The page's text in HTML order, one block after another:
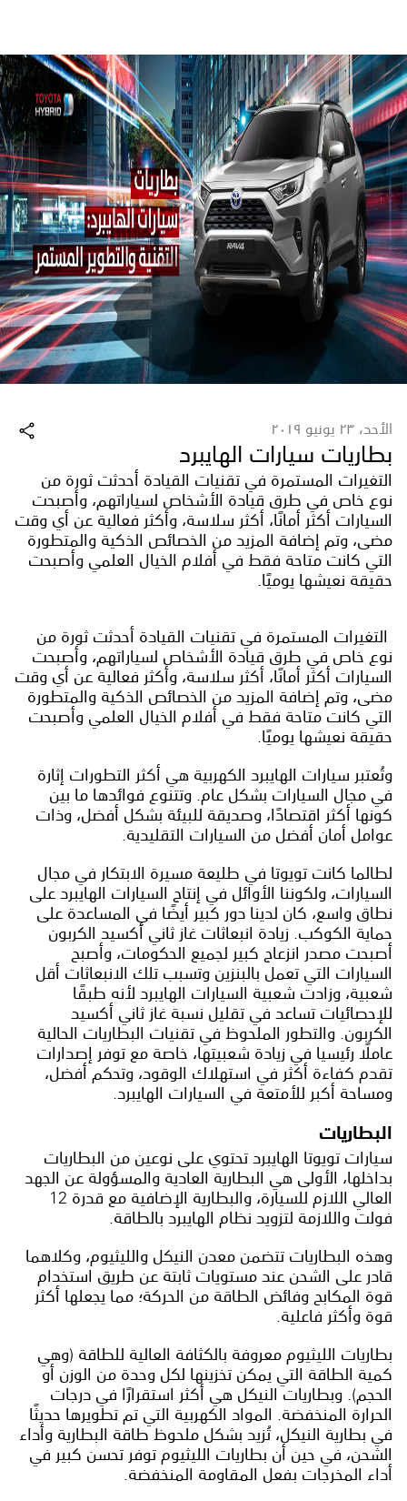
الأحد، ٢٣ يونيو ٢٠١٩
بطاريات سيارات الهايبرد
التغيرات المستمرة في تقنيات القيادة أحدثت ثورة من
نوع خاص في طرق قيادة الأشخاص لسياراتهم، وأصبحت
السيارات أكثر أمانًا، أكثر سلاسة، وأكثر فعالية عن أي وقت
مضى، وتم إضافة المزيد من الخصائص الذكية والمتطورة
التي كانت متاحة فقط في أفلام الخيال العلمي وأصبحت
حقيقة نعيشها يوميًا.
التغيرات المستمرة في تقنيات القيادة أحدثت ثورة من
نوع خاص في طرق قيادة الأشخاص لسياراتهم، وأصبحت
السيارات أكثر أمانًا، أكثر سلاسة، وأكثر فعالية عن أي وقت
مضى، وتم إضافة المزيد من الخصائص الذكية والمتطورة
التي كانت متاحة فقط في أفلام الخيال العلمي وأصبحت
حقيقة نعيشها يوميًا.
وتُعتبر سيارات الهايبرد الكهربية هي أكثر التطورات إثارة
في مجال السيارات بشكل عام. وتتنوع فوائدها ما بين
كونها أكثر اقتصادًا، وصديقة للبيئة بشكل أفضل، وذات
عوامل أمان أفضل من السيارات التقليدية.
لطالما كانت تويوتا في طليعة مسيرة الابتكار في مجال
السيارات، ولكوننا الأوائل في إنتاج السيارات الهايبرد على
نطاق واسع، كان لدينا دور كبير أيضًا في المساعدة على
حماية الكوكب. زيادة انبعاثات غاز ثاني أكسيد الكربون
أصبحت مصدر انزعاج كبير لجميع الحكومات، وأصبح
السيارات التي تعمل بالبنزين وتسبب تلك الانبعاثات أقل
شعبية، وزادت شعبية السيارات الهايبرد لأنه طبقًا
للإحصائيات تساعد في تقليل نسبة غاز ثاني أكسيد
الكربون. والتطور الملحوظ في تقنيات البطاريات الحالية
عاملًا رئيسيا في زيادة شعبيتها، خاصة مع توفر إصدارات
تقدم كفاءة أكثر في استهلاك الوقود، وتحكم أفضل،
ومساحة أكبر للأمتعة في السيارات الهايبرد.
البطاريات
سيارات تويوتا الهايبرد تحتوي على نوعين من البطاريات
بداخلها، الأولى هي البطارية العادية والمسؤولة عن الجهد
العالي اللازم للسيارة، والبطارية الإضافية مع قدرة 12
فولت واللازمة لتزويد نظام الهايبرد بالطاقة.
وهذه البطاريات تتضمن معدن النيكل والليثيوم، وكلاهما
قادر على الشحن عند مستويات ثابتة عن طريق استخدام
قوة المكابح وفائض الطاقة من الحركة؛ مما يجعلها أكثر
قوة وأكثر فاعلية.
بطاريات الليثيوم معروفة بالكثافة العالية للطاقة (وهي
كمية الطاقة التي يمكن تخزينها لكل وحدة من الوزن أو
الحجم). وبطاريات النيكل هي أكثر استقرارًا في درجات
الحرارة المنخفضة. المواد الكهربية التي تم تطويرها حديثًا
في بطارية النيكل، تُزيد بشكل ملحوظ طاقة البطارية وأداء
الشحن، في حين أن بطاريات الليثيوم توفر تحسن كبير في
أداء المخرجات بفعل المقاومة المنخفضة.